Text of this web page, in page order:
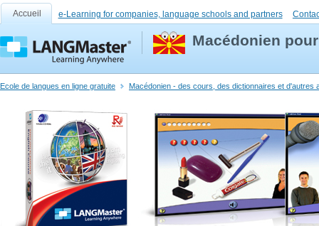
Accueil e-Learning for companies, language schools and partners
Macédonien
Ecole de langues en ligne gratuite Macédonien - des cours, des dictionnaires et d'autres